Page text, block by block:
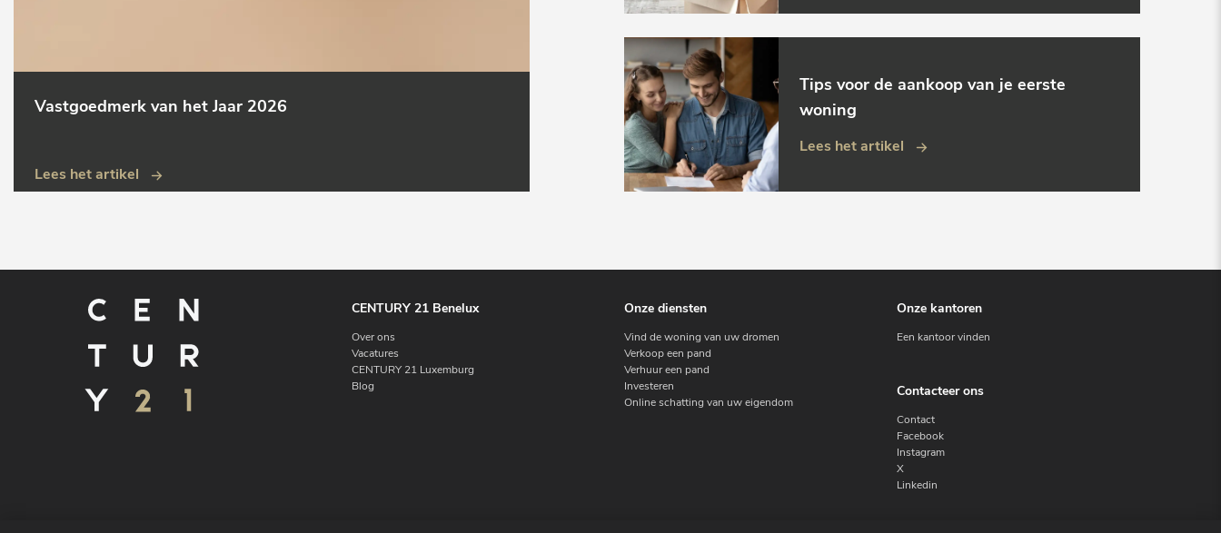
Vastgoedmerk van het Jaar 2026
Lees het artikel
Tips voor de aankoop van je eerste
woning
Lees het artikel
CENTURY 21 Benelux
Over ons
Vacatures
CENTURY 21 Luxemburg
Blog
Onze diensten
Vind de woning van uw dromen
Verkoop een pand
Verhuur een pand
Investeren
Online schatting van uw eigendom
Onze kantoren
Een kantoor vinden
Contacteer ons
Contact
Facebook
Instagram
X
Linkedin